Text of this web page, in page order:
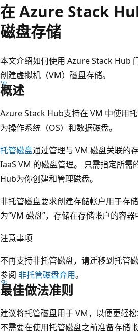
在 Azure Stack
磁盘存储
本文介绍如何使用 Azure Stack Hub
创建虚拟机（VM）磁盘存储。
概述
Azure Stack Hub支持在 VM 中使用
为操作系统（OS）和数据磁盘。
托管磁盘通过管理与 VM 磁盘关联的
IaaS VM 的磁盘管理。 只需指定所
Hub为你创建和管理磁盘。
非托管磁盘要求创建存储帐户用于存
为“VM 磁盘”，存储在存储帐户的容器
注意事项
不再支持非托管磁盘，请迁移到托管
参阅 非托管磁盘弃用。
最佳做法准则
建议将托管磁盘用于 VM，以便更轻松
不需要在使用托管磁盘之前准备存储